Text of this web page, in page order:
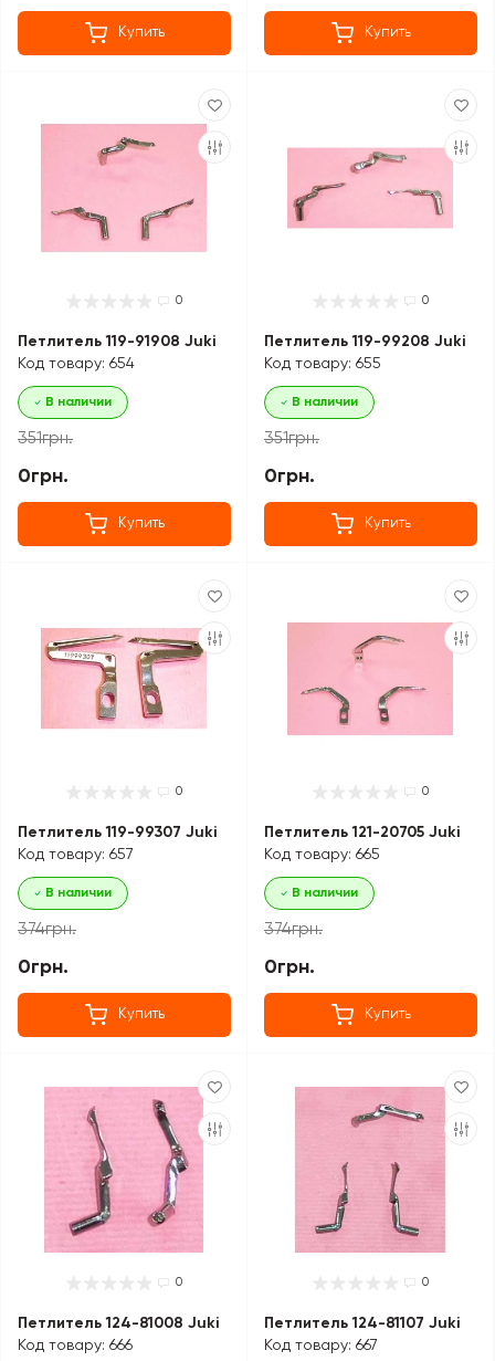
Купить Купить
0
Петлитель 119-91908 Juki
Код товару: 654
В наличии
351грн.
0грн.
Купить
0
Петлитель 119-99208 Juki
Код товару: 655
В наличии
351грн.
0грн.
Купить
0
Петлитель 119-99307 Juki
Код товару: 657
В наличии
374грн.
0грн.
Купить
0
Петлитель 121-20705 Juki
Код товару: 665
В наличии
374грн.
0грн.
Купить
0
Петлитель 124-81008 Juki
Код товару: 666
0
Петлитель 124-81107 Juki
Код товару: 667